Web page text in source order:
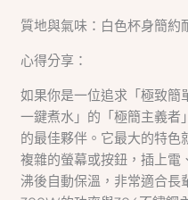
質地與氣味：白色杯身簡約
心得分享：
如果你是一位追求「極致簡
一鍵煮水」的「極簡主義者
的最佳夥伴。它最大的特色
複雜的螢幕或按鈕，插上電
沸後自動保溫，非常適合長